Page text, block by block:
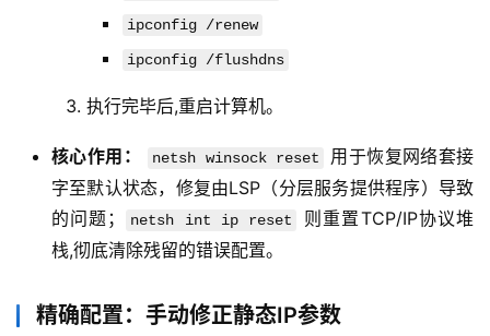
ipconfig /renew
ipconfig /flushdns
执行完毕后,重启计算机。
核心作用： netsh winsock reset
用于恢复网络套接
字至默认状态，修复由LSP（分层服务提供程序）导致
的问题；
netsh int ip reset
则重置TCP/IP协议堆
栈,彻底清除残留的错误配置。
精确配置：手动修正静态IP参数